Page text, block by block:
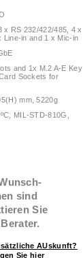
x RS 232/422/485, 4 x
Line-in and 1 x Mic-in
and 1x M.2 A-E Key
Sockets for
mm, 5220g
MIL-STD-810G,
sind
Sie